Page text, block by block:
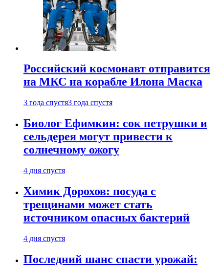
Российский космонавт отправится
на МКС на корабле Илона Маска
3 года спустя3 года спустя
Биолог Ефимкин: сок петрушки и
сельдерея могут привести к
солнечному ожогу
4 дня спустя
Химик Дорохов: посуда с
трещинами может стать
источником опасных бактерий
4 дня спустя
Последний шанс спасти урожай: